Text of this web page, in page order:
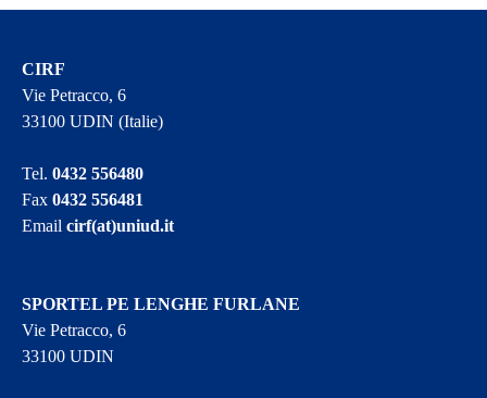
CIRF
Vie Petracco, 6
33100 UDIN (Italie)
Tel.0432 556480
Fax0432 556481
Emailcirf(at)uniud.it
SPORTEL PE LENGHE FURLANE
Vie Petracco, 6
33100 UDIN